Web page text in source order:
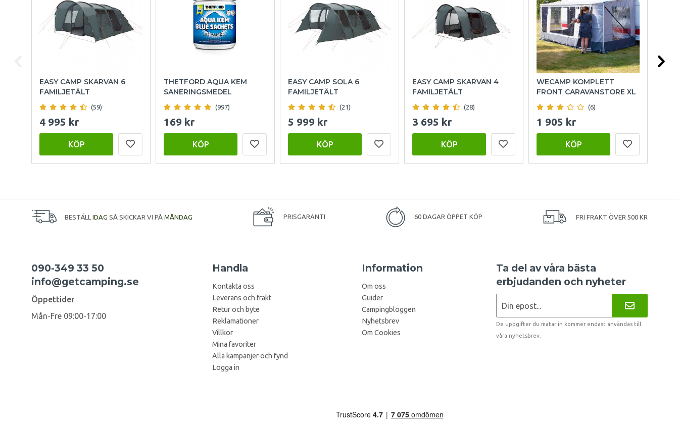
EASY CAMP SKARVAN 6
FAMILJETÄLT
(59)
4 995 kr
KÖP
THETFORD AQUA KEM
SANERINGSMEDEL
(997)
169 kr
KÖP
EASY CAMP SOLA 6
FAMILJETÄLT
(21)
5 999 kr
KÖP
EASY CAMP SKARVAN 4
FAMILJETÄLT
(28)
3 695 kr
KÖP
WECAMP KOMPLETT
FRONT CARAVANSTORE XL
(6)
1 905 kr
KÖP
BESTÄLL IDAG SÅ SKICKAR VI PÅ MÅNDAG PRISGARANTI 60 DAGAR ÖPPET KÖP FRI FRAKT ÖVER 500 KR
090-349 33 50
info@getcamping.se
Öppettider
Mån-Fre 09:00-17:00
Handla
Kontakta oss
Leverans och frakt
Retur och byte
Reklamationer
Villkor
Mina favoriter
Alla kampanjer och fynd
Logga in
Information
Om oss
Guider
Campingbloggen
Nyhetsbrev
Om Cookies
Ta del av våra bästa
erbjudanden och nyheter
De uppgifter du matar in kommer endast användas till
våra nyhetsbrev.